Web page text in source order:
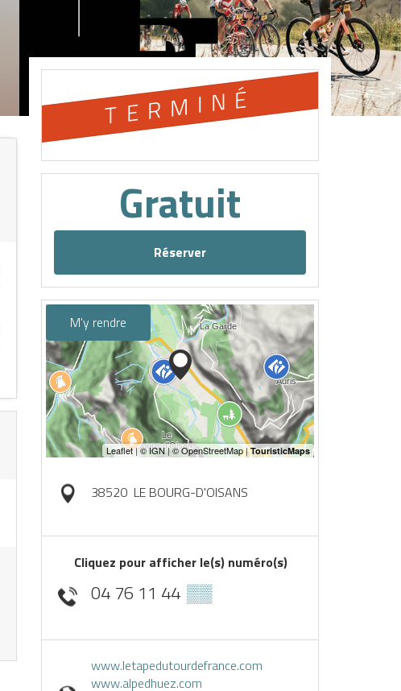
TERMINÉ
Gratuit
Réserver
M'y rendre
38520 LE BOURG-D'OISANS
Cliquez pour afficher le(s) numéro(s)
04 76 11 44 ▒▒
www.letapedutourdefrance.com
www.alpedhuez.com